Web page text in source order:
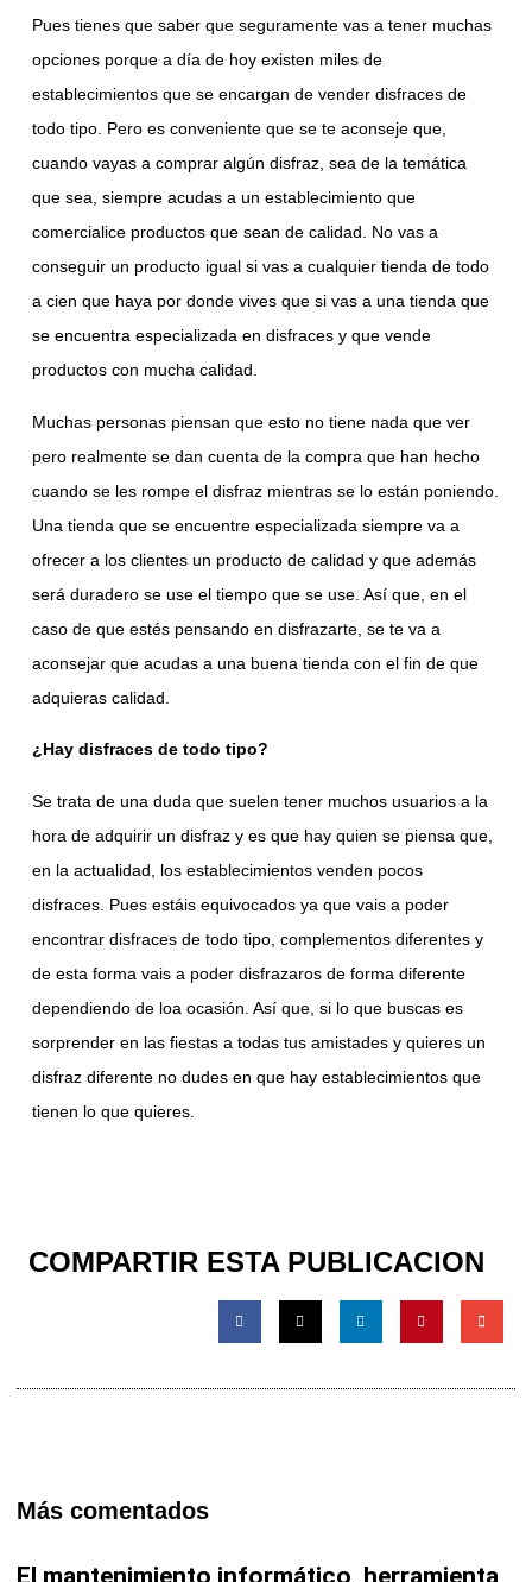
Pues tienes que saber que seguramente vas a tener muchas
opciones porque a día de hoy existen miles de
establecimientos que se encargan de vender disfraces de
todo tipo. Pero es conveniente que se te aconseje que,
cuando vayas a comprar algún disfraz, sea de la temática
que sea, siempre acudas a un establecimiento que
comercialice productos que sean de calidad. No vas a
conseguir un producto igual si vas a cualquier tienda de todo
a cien que haya por donde vives que si vas a una tienda que
se encuentra especializada en disfraces y que vende
productos con mucha calidad.
Muchas personas piensan que esto no tiene nada que ver
pero realmente se dan cuenta de la compra que han hecho
cuando se les rompe el disfraz mientras se lo están poniendo.
Una tienda que se encuentre especializada siempre va a
ofrecer a los clientes un producto de calidad y que además
será duradero se use el tiempo que se use. Así que, en el
caso de que estés pensando en disfrazarte, se te va a
aconsejar que acudas a una buena tienda con el fin de que
adquieras calidad.
¿Hay disfraces de todo tipo?
Se trata de una duda que suelen tener muchos usuarios a la
hora de adquirir un disfraz y es que hay quien se piensa que,
en la actualidad, los establecimientos venden pocos
disfraces. Pues estáis equivocados ya que vais a poder
encontrar disfraces de todo tipo, complementos diferentes y
de esta forma vais a poder disfrazaros de forma diferente
dependiendo de loa ocasión. Así que, si lo que buscas es
sorprender en las fiestas a todas tus amistades y quieres un
disfraz diferente no dudes en que hay establecimientos que
tienen lo que quieres.
COMPARTIR ESTA PUBLICACION
Más comentados
El mantenimiento informático, herramienta